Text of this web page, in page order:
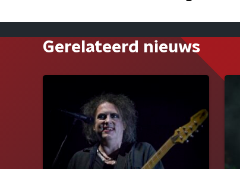
Gerelateerd nieuws